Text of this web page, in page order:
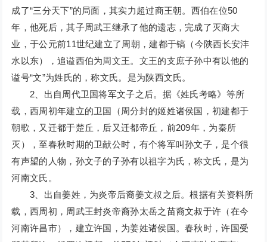
成了“三分天下”的局面，其实力超过商王朝。西伯在位50
年，他死后，其子周武王继承了他的遗志，完成了灭商大
业，于公元前11世纪建立了周朝，建都于镐（今陕西长安沣
水以东），追谥西伯为周文王。文王的支庶子孙中有以他的
谥号“文”为姓氏的，称文氏。是为陕西文氏。
2、出自周代卫国将军文子之后。据《姓氏考略》等所
载，西周初年建立的卫国（周分封的姬姓诸侯国，初建都于
朝歌，又迁都于楚丘，后又迁都帝丘，前209年，为秦所
灭），至春秋时期的卫献公时，有个将军叫孙文子，是个很
有声望的人物，孙文子的子孙有以祖字为氏，称文氏，是为
河南文氏。
3、出自姜姓，为炎帝后裔姜文叔之后。根据有关资料所
载，西周初，周武王封炎帝裔孙太岳之苗裔文叔于许（在今
河南许昌市），建立许国，为姜姓诸侯国。春秋时，许国受